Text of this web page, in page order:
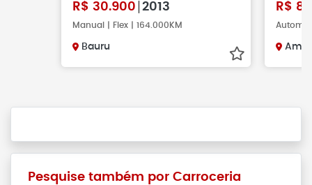
R$ 30.900 2013
Manual | Flex | 164.000KM
Bauru
R$
Pesquise também por Carroceria